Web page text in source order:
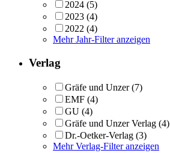
2024 (5)
2023 (4)
2022 (4)
Mehr Jahr-Filter anzeigen
Verlag
Gräfe und Unzer (7)
EMF (4)
GU (4)
Gräfe und Unzer Verlag (4)
Dr.-Oetker-Verlag (3)
Mehr Verlag-Filter anzeigen